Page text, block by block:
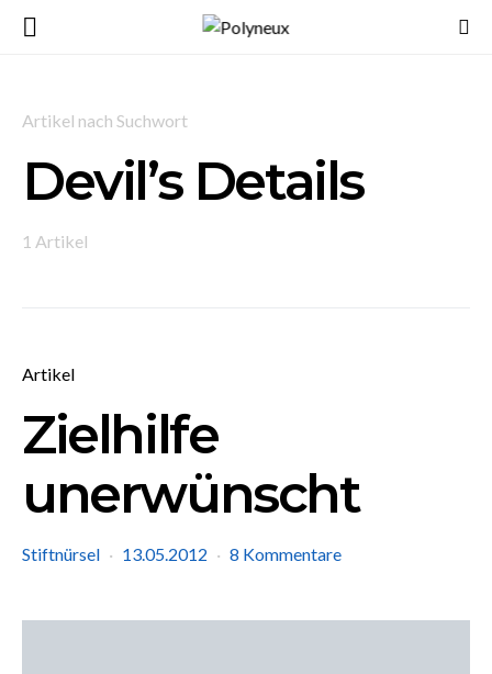
Artikel nach Suchwort
Devil’s Details
1 Artikel
Artikel
Zielhilfe
unerwünscht
Stiftnürsel 13.05.2012 8 Kommentare